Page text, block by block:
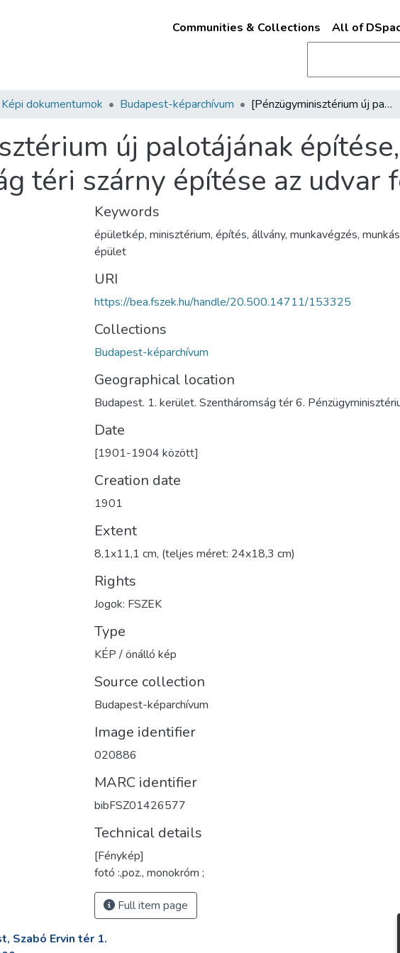
Communities & Collections All of
Képi dokumentumok Budapest-képarchívum [Pénzügyminisztérium új palotájának építése, a Szentháromság téri szárny építése az udvar felől]
új palotájának
téri szárny építése az udvar
Keywords
épületkép, minisztérium, építés, állvány, munkavégzés, munkás
épület
URI
https://bea.fszek.hu/handle/20.500.14711/153325
Collections
Budapest-képarchívum
Geographical location
Budapest. 1. kerület. Szentháromság tér 6.
Date
[1901-1904 között]
Creation date
1901
Extent
8,1x11,1 cm, (teljes méret: 24x18,3 cm)
Rights
Jogok: FSZEK
Type
KÉP / önálló kép
Source collection
Budapest-képarchívum
Image identifier
020886
MARC identifier
bibFSZ01426577
Technical details
[Fénykép]
fotó :,poz., monokróm ;
Full item page
Szabó Ervin tér 1.